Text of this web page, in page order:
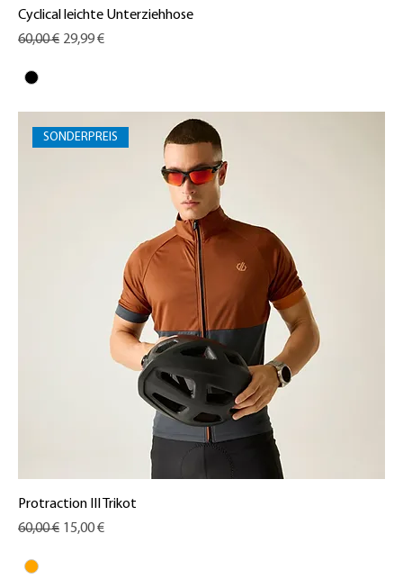
Cyclical leichte Unterziehhose
Standardpreis
60,00 € Sale-Preis
29,99 €
SONDERPREIS
Protraction III Trikot
Standardpreis
60,00 € Sale-Preis
15,00 €